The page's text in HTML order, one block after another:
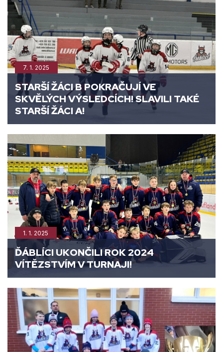
7. 1. 2025
STARŠÍ ŽÁCI B POKRAČUJÍ VE
SKVĚLÝCH VÝSLEDCÍCH! SLAVILI TAKÉ
STARŠÍ ŽÁCI A!
1. 1. 2025
ĎÁBLÍCI UKONČILI ROK 2024
VÍTĚZSTVÍM V TURNAJI!